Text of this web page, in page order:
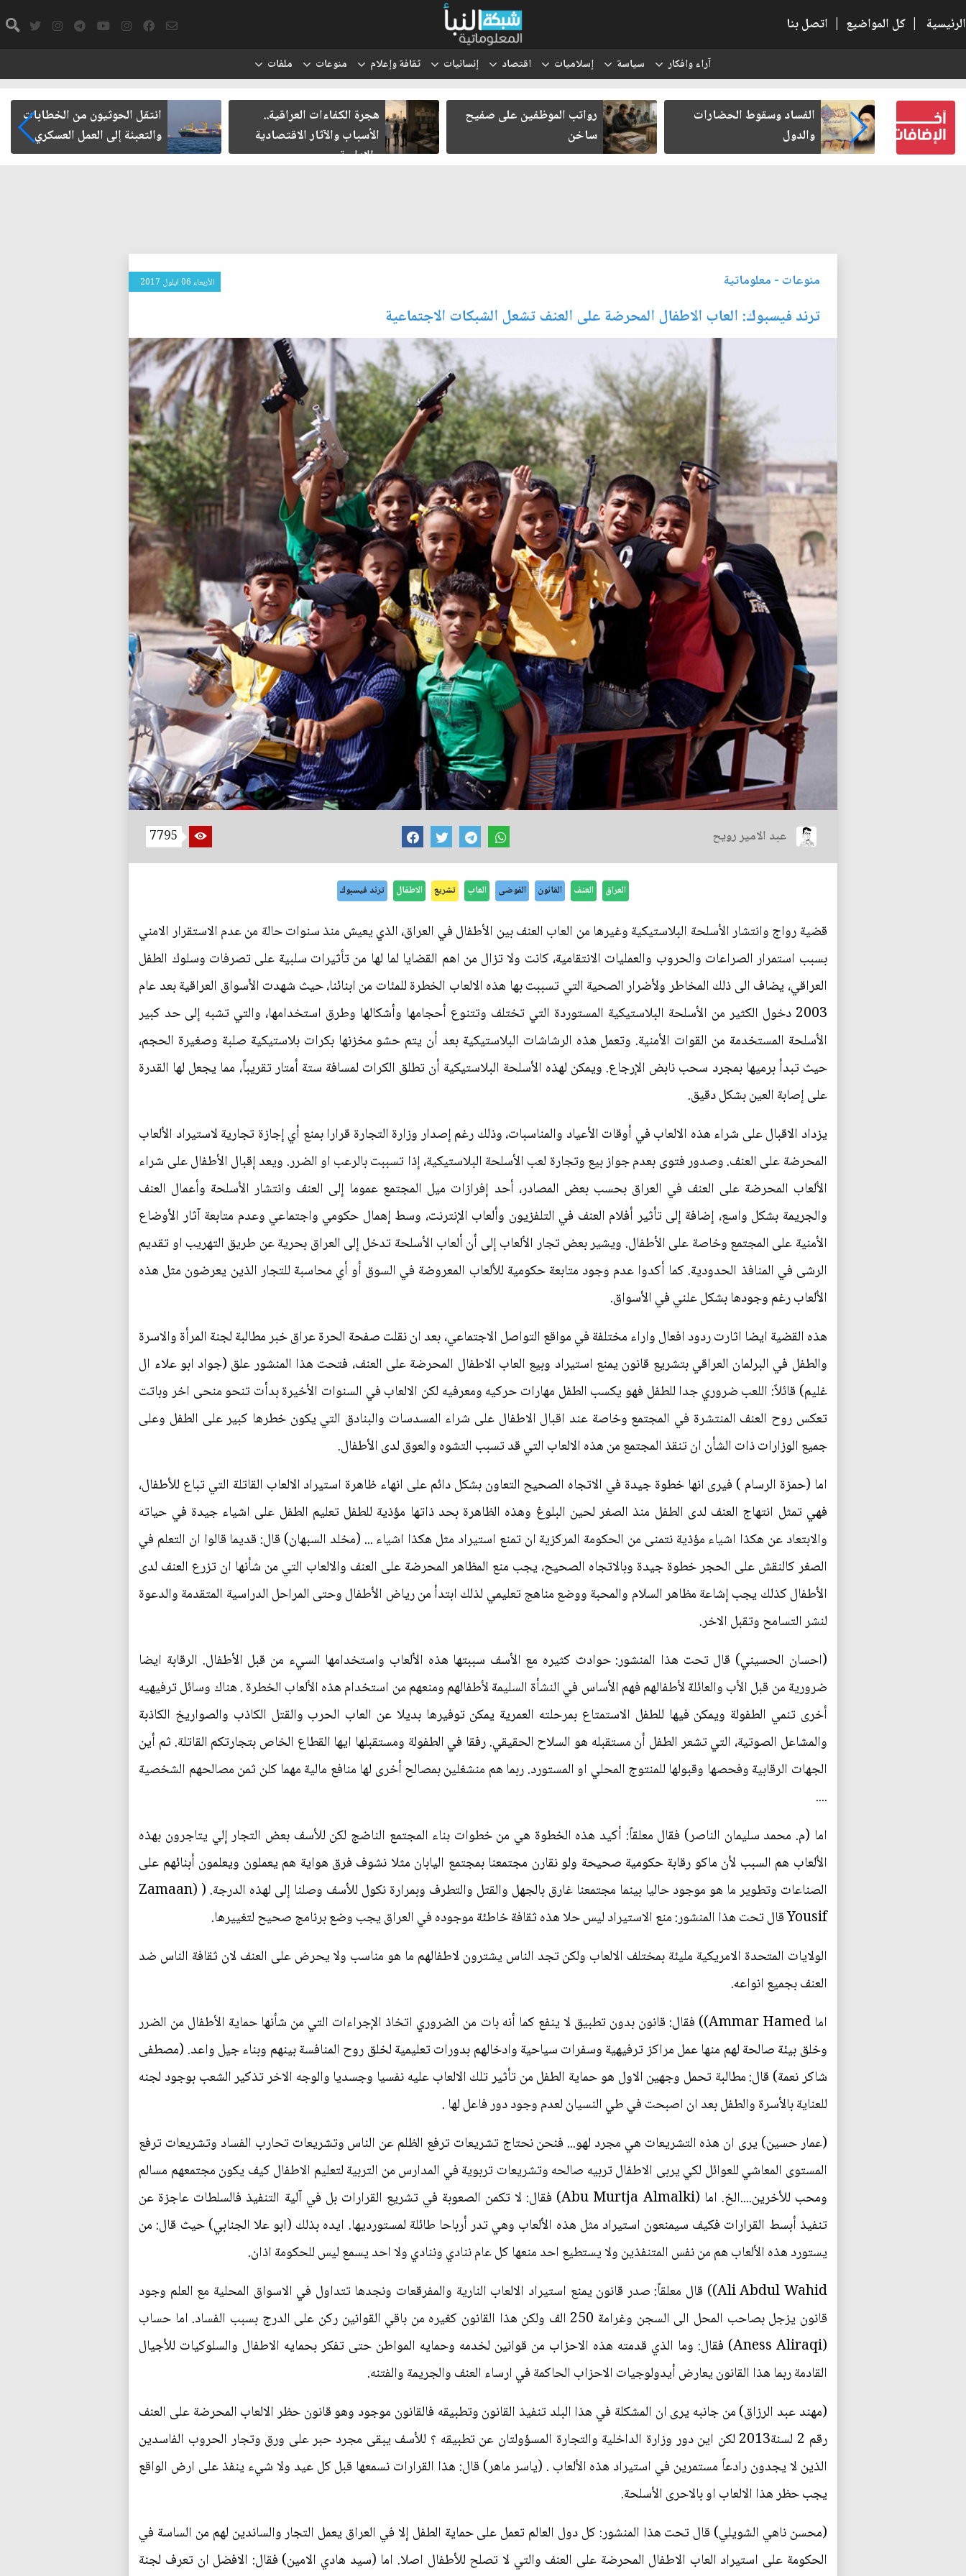
الرئيسية | كل المواضيع | اتصل بنا
آراء وافكار سياسة إسلاميات اقتصاد إنسانيات ثقافة وإعلام منوعات ملفات
كتب لنفسه
الفساد وسقوط الحضارات
والدول
رواتب الموظفين على صفيح
ساخن
هجرة الكفاءات العراقية..
الأسباب والآثار الاقتصادية
والإدارية
انتقل الحوثيون من الخطابات
والتعبئة إلى العمل العسكري
منوعات - معلوماتية الأربعاء 06 ايلول 2017
ترند فيسبوك: العاب الاطفال المحرضة على العنف تشعل الشبكات الاجتماعية
عبد الامير رويح 7795
العراق العنف القانون الفوضى العاب تشريع الاطفال ترند فيسبوك
قضية رواج وانتشار الأسلحة البلاستيكية وغيرها من العاب العنف بين الأطفال في العراق، الذي يعيش منذ سنوات حالة من عدم الاستقرار الامني
بسبب استمرار الصراعات والحروب والعمليات الانتقامية، كانت ولا تزال من اهم القضايا لما لها من تأثيرات سلبية على تصرفات وسلوك الطفل
العراقي، يضاف الى ذلك المخاطر ولأضرار الصحية التي تسببت بها هذه الالعاب الخطرة للمئات من ابنائنا، حيث شهدت الأسواق العراقية بعد عام
2003 دخول الكثير من الأسلحة البلاستيكية المستوردة التي تختلف وتتنوع أحجامها وأشكالها وطرق استخدامها، والتي تشبه إلى حد كبير
الأسلحة المستخدمة من القوات الأمنية. وتعمل هذه الرشاشات البلاستيكية بعد أن يتم حشو مخزنها بكرات بلاستيكية صلبة وصغيرة الحجم،
حيث تبدأ برميها بمجرد سحب نابض الإرجاع. ويمكن لهذه الأسلحة البلاستيكية أن تطلق الكرات لمسافة ستة أمتار تقريباً، مما يجعل لها القدرة
على إصابة العين بشكل دقيق.
يزداد الاقبال على شراء هذه الالعاب في أوقات الأعياد والمناسبات، وذلك رغم إصدار وزارة التجارة قرارا بمنع أي إجازة تجارية لاستيراد الألعاب
المحرضة على العنف. وصدور فتوى بعدم جواز بيع وتجارة لعب الأسلحة البلاستيكية، إذا تسببت بالرعب او الضرر. ويعد إقبال الأطفال على شراء
الألعاب المحرضة على العنف في العراق بحسب بعض المصادر، أحد إفرازات ميل المجتمع عموما إلى العنف وانتشار الأسلحة وأعمال العنف
والجريمة بشكل واسع، إضافة إلى تأثير أفلام العنف في التلفزيون وألعاب الإنترنت، وسط إهمال حكومي واجتماعي وعدم متابعة آثار الأوضاع
الأمنية على المجتمع وخاصة على الأطفال. ويشير بعض تجار الألعاب إلى أن ألعاب الأسلحة تدخل إلى العراق بحرية عن طريق التهريب او تقديم
الرشى في المنافذ الحدودية. كما أكدوا عدم وجود متابعة حكومية للألعاب المعروضة في السوق أو أي محاسبة للتجار الذين يعرضون مثل هذه
الألعاب رغم وجودها بشكل علني في الأسواق.
هذه القضية ايضا اثارت ردود افعال واراء مختلفة في مواقع التواصل الاجتماعي، بعد ان نقلت صفحة الحرة عراق خبر مطالبة لجنة المرأة والاسرة
والطفل في البرلمان العراقي بتشريع قانون يمنع استيراد وبيع العاب الاطفال المحرضة على العنف، فتحت هذا المنشور علق (جواد ابو علاء ال
غليم) قائلاً: اللعب ضروري جدا للطفل فهو يكسب الطفل مهارات حركيه ومعرفيه لكن الالعاب في السنوات الأخيرة بدأت تنحو منحى اخر وباتت
تعكس روح العنف المنتشرة في المجتمع وخاصة عند اقبال الاطفال على شراء المسدسات والبنادق التي يكون خطرها كبير على الطفل وعلى
جميع الوزارات ذات الشأن ان تنقذ المجتمع من هذه الالعاب التي قد تسبب التشوه والعوق لدى الأطفال.
اما (حمزة الرسام ) فيرى انها خطوة جيدة في الاتجاه الصحيح التعاون بشكل دائم على انهاء ظاهرة استيراد الالعاب القاتلة التي تباع للأطفال،
فهي تمثل انتهاج العنف لدى الطفل منذ الصغر لحين البلوغ وهذه الظاهرة بحد ذاتها مؤذية للطفل تعليم الطفل على اشياء جيدة في حياته
والابتعاد عن هكذا اشياء مؤذية نتمنى من الحكومة المركزية ان تمنع استيراد مثل هكذا اشياء ... (مخلد السبهان) قال: قديما قالوا ان التعلم في
الصغر كالنقش على الحجر خطوة جيدة وبالاتجاه الصحيح، يجب منع المظاهر المحرضة على العنف والالعاب التي من شأنها ان تزرع العنف لدى
الأطفال كذلك يجب إشاعة مظاهر السلام والمحبة ووضع مناهج تعليمي لذلك ابتدأ من رياض الأطفال وحتى المراحل الدراسية المتقدمة والدعوة
لنشر التسامح وتقبل الاخر.
(احسان الحسيني) قال تحت هذا المنشور: حوادث كثيره مع الأسف سببتها هذه الألعاب واستخدامها السيء من قبل الأطفال. الرقابة ايضا
ضرورية من قبل الأب والعائلة لأطفالهم فهم الأساس في النشأة السليمة لأطفالهم ومنعهم من استخدام هذه الألعاب الخطرة . هناك وسائل ترفيهيه
أخرى تنمي الطفولة ويمكن فيها للطفل الاستمتاع بمرحلته العمرية يمكن توفيرها بديلا عن العاب الحرب والقتل الكاذب والصواريخ الكاذبة
والمشاعل الصوتية، التي تشعر الطفل أن مستقبله هو السلاح الحقيقي. رفقا في الطفولة ومستقبلها ايها القطاع الخاص بتجارتكم القاتلة. ثم أين
الجهات الرقابية وفحصها وقبولها للمنتوج المحلي او المستورد. ربما هم منشغلين بمصالح أخرى لها منافع مالية مهما كلن ثمن مصالحهم الشخصية
....
اما (م. محمد سليمان الناصر) فقال معلقاً: أكيد هذه الخطوة هي من خطوات بناء المجتمع الناضج لكن للأسف بعض التجار إلي يتاجرون بهذه
الألعاب هم السبب لأن ماكو رقابة حكومية صحيحة ولو نقارن مجتمعنا بمجتمع اليابان مثلا نشوف فرق هواية هم يعملون ويعلمون أبنائهم على
الصناعات وتطوير ما هو موجود حاليا بينما مجتمعنا غارق بالجهل والقتل والتطرف وبمرارة نكول للأسف وصلنا إلى لهذه الدرجة. ( (Zamaan
Yousif قال تحت هذا المنشور: منع الاستيراد ليس حلا هذه ثقافة خاطئة موجوده في العراق يجب وضع برنامج صحيح لتغييرها.
الولايات المتحدة الامريكية مليئة بمختلف الالعاب ولكن تجد الناس يشترون لاطفالهم ما هو مناسب ولا يحرض على العنف لان ثقافة الناس ضد
العنف بجميع انواعه.
اما Ammar Hamed)) فقال: قانون بدون تطبيق لا ينفع كما أنه بات من الضروري اتخاذ الإجراءات التي من شأنها حماية الأطفال من الضرر
وخلق بيئة صالحة لهم منها عمل مراكز ترفيهية وسفرات سياحية وادخالهم بدورات تعليمية لخلق روح المنافسة بينهم وبناء جيل واعد. (مصطفى
شاكر نعمة) قال: مطالبة تحمل وجهين الاول هو حماية الطفل من تأثير تلك الالعاب عليه نفسيا وجسديا والوجه الاخر تذكير الشعب بوجود لجنه
للعناية بالأسرة والطفل بعد ان اصبحت في طي النسيان لعدم وجود دور فاعل لها .
(عمار حسين) يرى ان هذه التشريعات هي مجرد لهو... فنحن نحتاج تشريعات ترفع الظلم عن الناس وتشريعات تحارب الفساد وتشريعات ترفع
المستوى المعاشي للعوائل لكي يربى الاطفال تربيه صالحه وتشريعات تربوية في المدارس من التربية لتعليم الاطفال كيف يكون مجتمعهم مسالم
ومحب للأخرين....الخ. اما (Abu Murtja Almalki) فقال: لا تكمن الصعوبة في تشريع القرارات بل في آلية التنفيذ فالسلطات عاجزة عن
تنفيذ أبسط القرارات فكيف سيمنعون استيراد مثل هذه الألعاب وهي تدر أرباحا طائلة لمستورديها. ايده بذلك (ابو علا الجنابي) حيث قال: من
يستورد هذه الألعاب هم من نفس المتنفذين ولا يستطيع احد منعها كل عام ننادي وننادي ولا احد يسمع ليس للحكومة اذان.
Ali Abdul Wahid)) قال معلقاً: صدر قانون يمنع استيراد الالعاب النارية والمفرقعات ونجدها تتداول في الاسواق المحلية مع العلم وجود
قانون يزجل بصاحب المحل الى السجن وغرامة 250 الف ولكن هذا القانون كغيره من باقي القوانين ركن على الدرج بسبب الفساد. اما حساب
(Aness Aliraqi) فقال: وما الذي قدمته هذه الاحزاب من قوانين لخدمه وحمايه المواطن حتى تفكر بحمايه الاطفال والسلوكيات للأجيال
القادمة ربما هذا القانون يعارض أيدولوجيات الاحزاب الحاكمة في ارساء العنف والجريمة والفتنه.
(مهند عبد الرزاق) من جانبه يرى ان المشكلة في هذا البلد تنفيذ القانون وتطبيقه فالقانون موجود وهو قانون حظر الالعاب المحرضة على العنف
رقم 2 لسنة2013 لكن اين دور وزارة الداخلية والتجارة المسؤولتان عن تطبيقه ؟ للأسف يبقى مجرد حبر على ورق وتجار الحروب الفاسدين
الذين لا يجدون رادعاً مستمرين في استيراد هذه الألعاب . (ياسر ماهر) قال: هذا القرارات نسمعها قبل كل عيد ولا شيء ينفذ على ارض الواقع
يجب حظر هذا الالعاب او بالاحرى الأسلحة.
(محسن ناهي الشويلي) قال تحت هذا المنشور: كل دول العالم تعمل على حماية الطفل إلا في العراق يعمل التجار والساندين لهم من الساسة في
الحكومة على استيراد العاب الاطفال المحرضة على العنف والتي لا تصلح للأطفال اصلا. اما (سيد هادي الامين) فقال: الافضل ان تعرف لجنة